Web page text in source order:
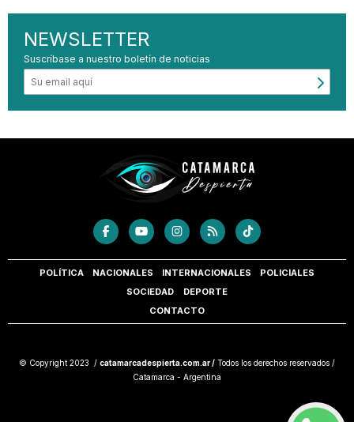
NEWSLETTER
Suscríbase a nuestro boletín de noticias
POLÍTICA NACIONALES INTERNACIONALES
POLICIALES
SOCIEDAD
DEPORTE
CONTACTO
© Copyright 2023 / catamarcadespierta.com.ar / Todos los derechos reservados /
Catamarca - Argentina